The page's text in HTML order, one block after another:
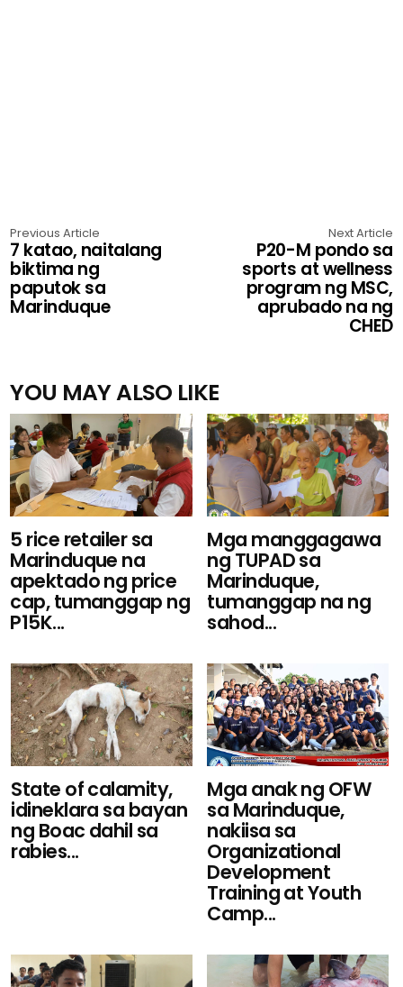
Previous Article
7 katao, naitalang
biktima ng
paputok sa
Marinduque
Next Article
P20-M pondo sa
sports at wellness
program ng MSC,
aprubado na ng
CHED
YOU MAY ALSO LIKE
5 rice retailer sa
Marinduque na
apektado ng price
cap, tumanggap ng
P15K...
Mga manggagawa
ng TUPAD sa
Marinduque,
tumanggap na ng
sahod...
State of calamity,
idineklara sa bayan
ng Boac dahil sa
rabies...
Mga anak ng OFW
sa Marinduque,
nakiisa sa
Organizational
Development
Training at Youth
Camp...